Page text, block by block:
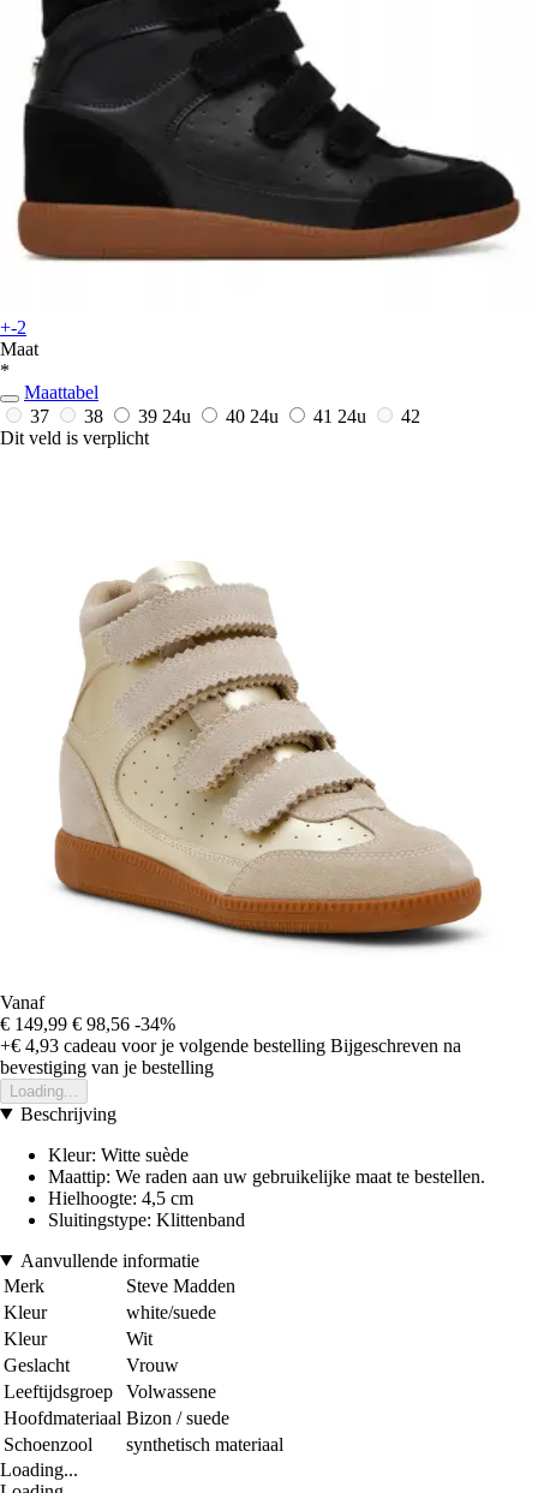
+-2
Maat
*
Maattabel
37
38 39 24u 40 24u 41 24u
42
Dit veld is verplicht
Vanaf
€ 149,99 € 98,56 -34%
+€ 4,93 cadeau voor je volgende bestelling Bijgeschreven na
bevestiging van je bestelling
Loading...
Beschrijving
Kleur: Witte suède
Maattip: We raden aan uw gebruikelijke maat te bestellen.
Hielhoogte: 4,5 cm
Sluitingstype: Klittenband
Aanvullende informatie
Merk
Steve Madden
Kleur
white/suede
Kleur
Wit
Geslacht
Vrouw
Leeftijdsgroep
Volwassene
Hoofdmateriaal Bizon / suede
Schoenzool
synthetisch materiaal
Loading...